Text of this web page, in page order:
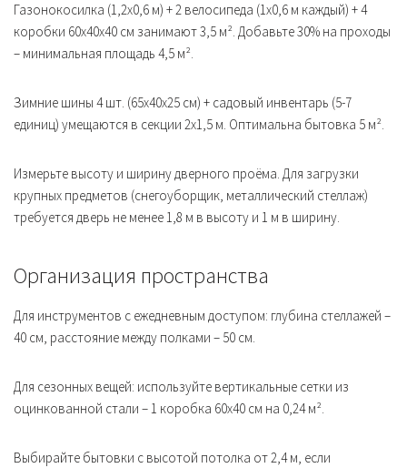
Газонокосилка (1,2х0,6 м) + 2 велосипеда (1х0,6 м каждый) + 4
коробки 60х40х40 см занимают 3,5 м². Добавьте 30% на проходы
– минимальная площадь 4,5 м².
Зимние шины 4 шт. (65х40х25 см) + садовый инвентарь (5-7
единиц) умещаются в секции 2х1,5 м. Оптимальна бытовка 5 м².
Измерьте высоту и ширину дверного проёма. Для загрузки
крупных предметов (снегоуборщик, металлический стеллаж)
требуется дверь не менее 1,8 м в высоту и 1 м в ширину.
Организация пространства
Для инструментов с ежедневным доступом: глубина стеллажей –
40 см, расстояние между полками – 50 см.
Для сезонных вещей: используйте вертикальные сетки из
оцинкованной стали – 1 коробка 60х40 см на 0,24 м².
Выбирайте бытовки с высотой потолка от 2,4 м, если